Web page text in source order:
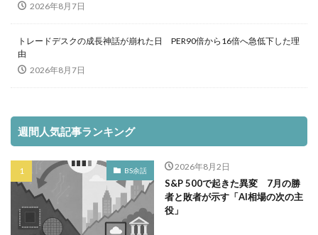
2026年8月7日
トレードデスクの成長神話が崩れた日 PER90倍から16倍へ急低下した理
由
2026年8月7日
週間人気記事ランキング
BS余話 2026年8月2日
S&P 500で起きた異変 7月の勝
者と敗者が示す「AI相場の次の主
役」